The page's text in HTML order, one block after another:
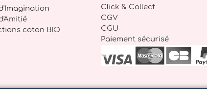
coton BIO
Click & Collect
CGV
CGU
Paiement sécurisé